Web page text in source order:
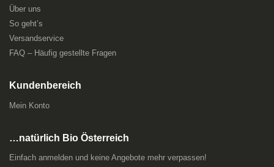
Über uns
So geht’s
Versandservice
FAQ – Häufig gestellte Fragen
Kundenbereich
Mein Konto
…natürlich Bio Österreich
Einfach anmelden und keine Angebote mehr verpassen!